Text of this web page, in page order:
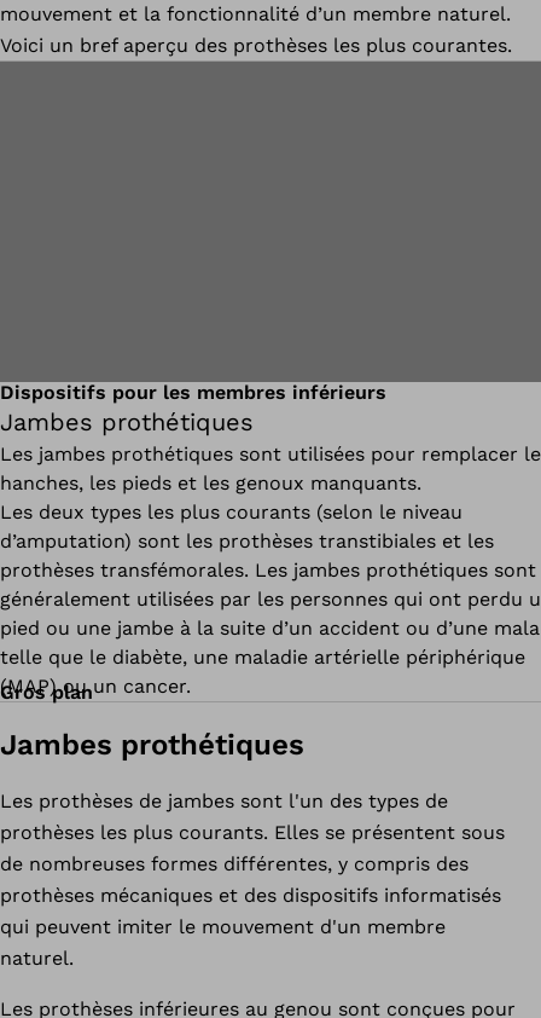
mouvement et la fonctionnalité d’un membre naturel.
Voici un bref aperçu des prothèses les plus courantes.
Dispositifs pour les membres inférieurs
Jambes prothétiques
Les jambes prothétiques sont utilisées pour remplacer
hanches, les pieds et les genoux manquants.
Les deux types les plus courants (selon le niveau
d’amputation) sont les prothèses transtibiales et les
prothèses transfémorales. Les jambes prothétiques sont
généralement utilisées par les personnes qui ont perdu
pied ou une jambe à la suite d’un accident ou d’une
telle que le diabète, une maladie artérielle périphérique
(MAP) ou un cancer.
Gros plan
Jambes prothétiques
Les prothèses de jambes sont l'un des types de
prothèses les plus courants. Elles se présentent sous
de nombreuses formes différentes, y compris des
prothèses mécaniques et des dispositifs informatisés
qui peuvent imiter le mouvement d'un membre
naturel.
Les prothèses inférieures au genou sont conçues pour